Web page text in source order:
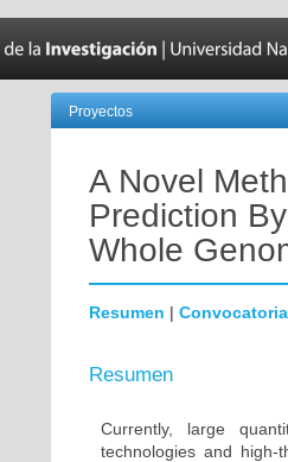
Proyectos
A Novel
Prediction
Whole
Resumen | Convocatoria
Resumen
Currently, large
technologies and high-